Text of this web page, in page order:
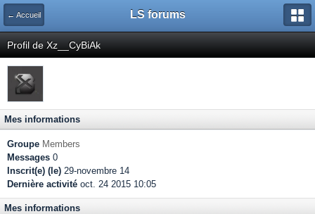
← Accueil LS forums
Profil de Xz__CyBiAk
Mes informations
Groupe Members
Messages 0
Inscrit(e) (le) 29-novembre 14
Dernière activité oct. 24 2015 10:05
Mes informations